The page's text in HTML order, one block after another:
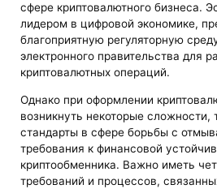
сфере криптовалютного бизнеса.
лидером в цифровой экономике,
благоприятную регуляторную
электронного правительства для
криптовалютных операций.
Однако при оформлении
возникнуть некоторые сложности,
стандарты в сфере борьбы с
требования к финансовой
криптообменника. Важно иметь
требований и процессов,